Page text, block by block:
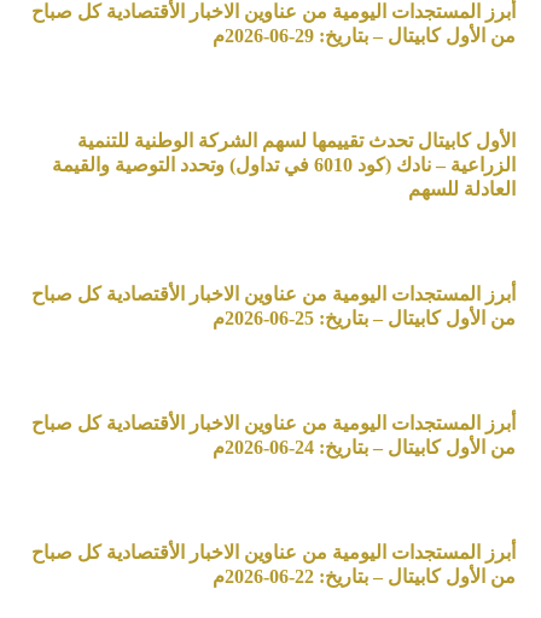
أبرز المستجدات اليومية من عناوين الاخبار الأقتصادية كل صباح
من الأول كابيتال – بتاريخ: 29-06-2026م
الأول كابيتال تحدث تقييمها لسهم الشركة الوطنية للتنمية
الزراعية – نادك (كود 6010 في تداول) وتحدد التوصية والقيمة
العادلة للسهم
أبرز المستجدات اليومية من عناوين الاخبار الأقتصادية كل صباح
من الأول كابيتال – بتاريخ: 25-06-2026م
أبرز المستجدات اليومية من عناوين الاخبار الأقتصادية كل صباح
من الأول كابيتال – بتاريخ: 24-06-2026م
أبرز المستجدات اليومية من عناوين الاخبار الأقتصادية كل صباح
من الأول كابيتال – بتاريخ: 22-06-2026م